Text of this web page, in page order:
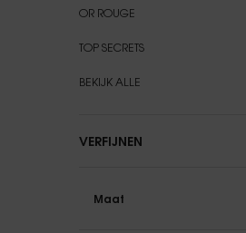
OR ROUGE
TOP SECRETS
BEKIJK ALLE
VERFIJNEN
Maat